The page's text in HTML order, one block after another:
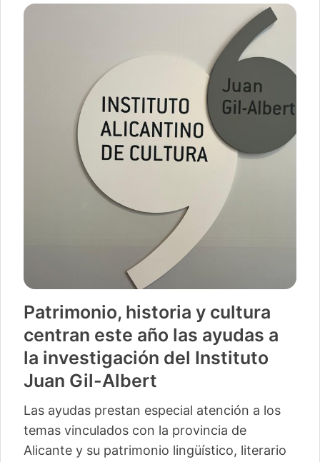
Patrimonio, historia y cultura
centran este año las ayudas a
la investigación del Instituto
Juan Gil-Albert
Las ayudas prestan especial atención a los
temas vinculados con la provincia de
Alicante y su patrimonio lingüístico, literario